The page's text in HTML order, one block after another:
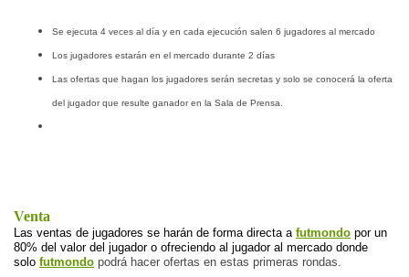
Se ejecuta 4 veces al día y en cada ejecución salen 6 jugadores al mercado
Los jugadores estarán en el mercado durante 2 días
Las ofertas que hagan los jugadores serán secretas y solo se conocerá la oferta
del jugador que resulte ganador en la Sala de Prensa.
Venta
Las ventas de jugadores se harán de forma directa a futmondo por un
80% del valor del jugador o ofreciendo al jugador al mercado donde
solo futmondo podrá hacer ofertas en estas primeras rondas.